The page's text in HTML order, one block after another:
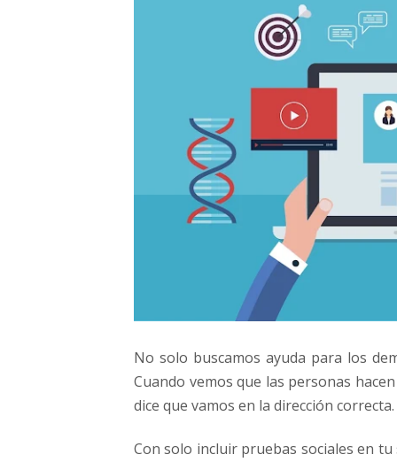
No solo buscamos ayuda para los
Cuando vemos que las personas
dice que vamos en la dirección correcta.
Con solo incluir pruebas sociales en